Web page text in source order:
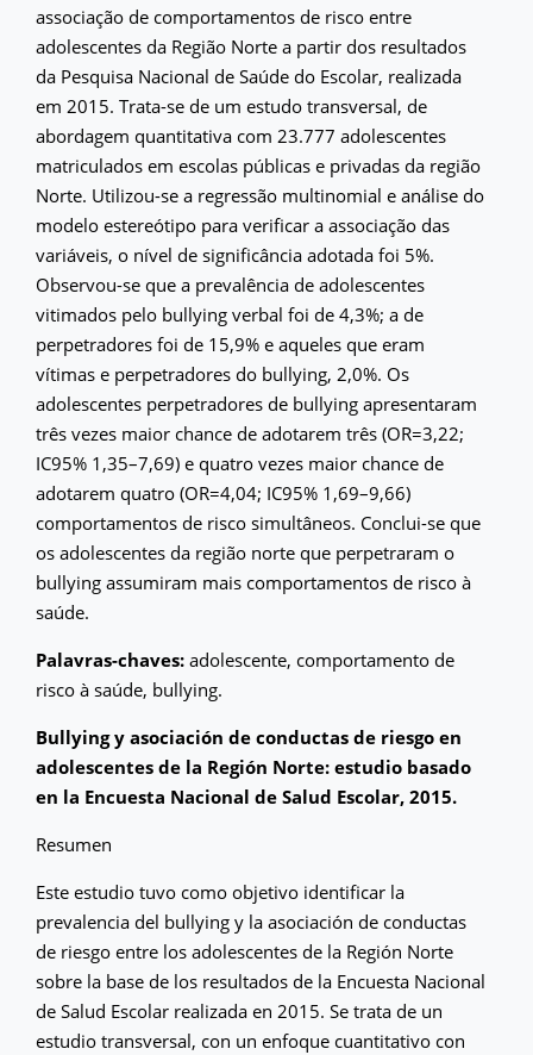
associação de comportamentos de risco entre
adolescentes da Região Norte a partir dos resultados
da Pesquisa Nacional de Saúde do Escolar, realizada
em 2015. Trata-se de um estudo transversal, de
abordagem quantitativa com 23.777 adolescentes
matriculados em escolas públicas e privadas da região
Norte. Utilizou-se a regressão multinomial e análise do
modelo estereótipo para verificar a associação das
variáveis, o nível de significância adotada foi 5%.
Observou-se que a prevalência de adolescentes
vitimados pelo bullying verbal foi de 4,3%; a de
perpetradores foi de 15,9% e aqueles que eram
vítimas e perpetradores do bullying, 2,0%. Os
adolescentes perpetradores de bullying apresentaram
três vezes maior chance de adotarem três (OR=3,22;
IC95% 1,35–7,69) e quatro vezes maior chance de
adotarem quatro (OR=4,04; IC95% 1,69–9,66)
comportamentos de risco simultâneos. Conclui-se que
os adolescentes da região norte que perpetraram o
bullying assumiram mais comportamentos de risco à
saúde.
Palavras-chaves: adolescente, comportamento de
risco à saúde, bullying.
Bullying y asociación de conductas de riesgo en
adolescentes de la Región Norte: estudio basado
en la Encuesta Nacional de Salud Escolar, 2015.
Resumen
Este estudio tuvo como objetivo identificar la
prevalencia del bullying y la asociación de conductas
de riesgo entre los adolescentes de la Región Norte
sobre la base de los resultados de la Encuesta Nacional
de Salud Escolar realizada en 2015. Se trata de un
estudio transversal, con un enfoque cuantitativo con